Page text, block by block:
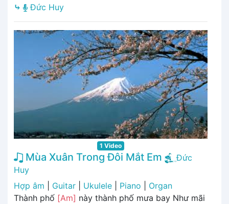
⤷ Đức Huy
1 Video
Mùa Xuân Trong Đôi Mắt Em
Đức
Huy
Hợp âm
Guitar Ukulele Piano
Organ
Thành phố [Am] này thành phố mưa bay Như mãi